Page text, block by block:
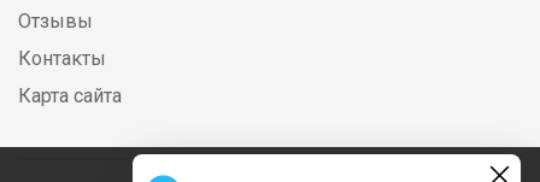
Отзывы
Контакты
Карта сайта